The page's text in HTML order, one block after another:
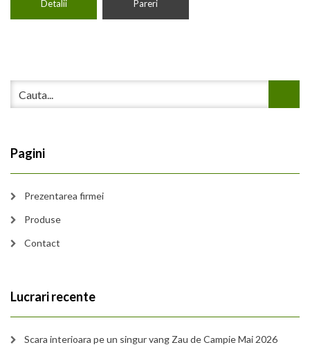
Detalii Pareri
Pagini
Prezentarea firmei
Produse
Contact
Lucrari recente
Scara interioara pe un singur vang Zau de Campie Mai 2026